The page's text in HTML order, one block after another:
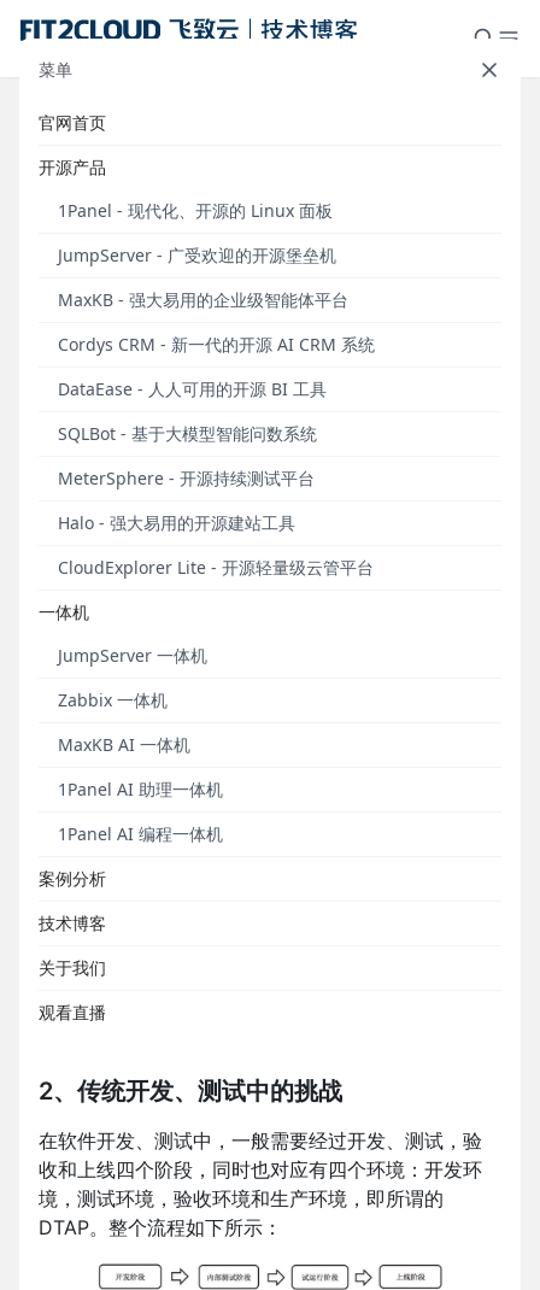
菜单
官网首页
开源产品
1Panel - 现代化、开源的 Linux 面板
JumpServer - 广受欢迎的开源堡垒机
MaxKB - 强大易用的企业级智能体平台
Cordys CRM - 新一代的开源 AI CRM 系统
DataEase - 人人可用的开源 BI 工具
SQLBot - 基于大模型智能问数系统
MeterSphere - 开源持续测试平台
Halo - 强大易用的开源建站工具
CloudExplorer Lite - 开源轻量级云管平台
一体机
JumpServer 一体机
Zabbix 一体机
MaxKB AI 一体机
1Panel AI 助理一体机
1Panel AI 编程一体机
案例分析
技术博客
关于我们
观看直播
用云加速你的开发及测试
发布于 2015年11月30日
1、背景
在软件发展的几十年历程中，人们一直在孜孜不倦地
追求用更快的速度交付更高质量的软件及服务。无论
言及工具，亦或是纷纷出现的可复用开发、测试框
架，无不大大提高了整个软件开发及交付的效率。但
是，与此同时，软件系统复杂度急速上升，可靠性要
求越来越高，这让软件快速交付依然非常具有挑战。
烈，人们对于软件交付的周期已经从原来的以季度、
年度为单位缩短到以天计算，以便在市场中快速试
发、测试体系提出了巨大的挑战。
最近几年，公有IaaS云快速发展，人们已经认识到云
计算带来的强大敏捷性和低成本优势。在越来越多软
时，企业级用户也在积极尝试利用IaaS云服务来改进
自己的软件开发、测试体系。但是，由于发展路径问
方式使用IaaS云服务，并没有充分发挥出云计算弹
性、灵活和按需服务的优势。随着国内IaaS云开始普
云计算带来的具体优势，并逐步适应这种新模式。因
此，使用云来加速开发测试也正离国内开发者越来越
2、传统开发、测试中的挑战
在软件开发、测试中，一般需要经过开发、测试，验
收和上线四个阶段，同时也对应有四个环境：开发环
境，测试环境，验收环境和生产环境，即所谓的
DTAP。整个流程如下所示：